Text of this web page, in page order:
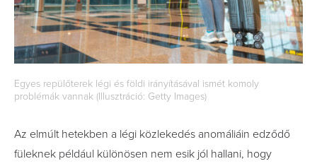
Egyes repülőterek légi és földi irányításával ismét komoly
problémák vannak (Illusztráció: Getty Images)
Az elmúlt hetekben a légi közlekedés anomáliáin edződő
füleknek például különösen nem esik jól hallani, hogy